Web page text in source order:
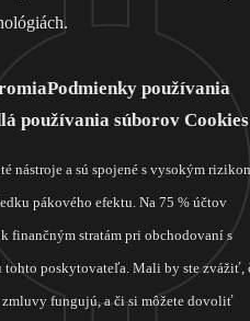
Podmienky používania
používania súborov Cookies
nástroje a sú spojené s vysokým
pákového efektu. Na 75 % účtov
finančným stratám pri obchodovaní s
poskytovateľa. Mali by ste zvážiť,
fungujú, a či si môžete dovoliť